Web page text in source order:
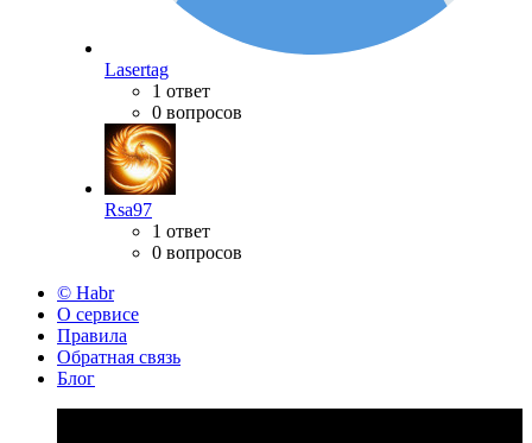
Lasertag
1 ответ
0 вопросов
Rsa97
1 ответ
0 вопросов
© Habr
О сервисе
Правила
Обратная связь
Блог